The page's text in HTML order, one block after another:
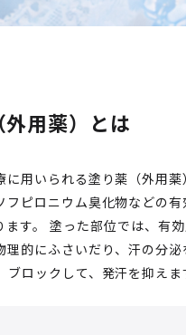
用薬）とは
に用いられる塗り薬（外用
フピロニウム臭化物などの
す。
塗った部位では、有
理的にふさいだり、汗の分
ブロックして、発汗を抑えま